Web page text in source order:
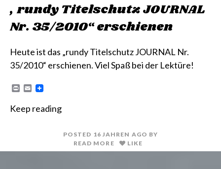
„rundy Titelschutz JOURNAL
Nr. 35/2010“ erschienen
Heute ist das „rundy Titelschutz JOURNAL Nr.
35/2010“ erschienen. Viel Spaß bei der Lektüre!
P
n
E
i
Keep reading
POSTED 16 JAHREN AGO BY
READ MORE
LIKE